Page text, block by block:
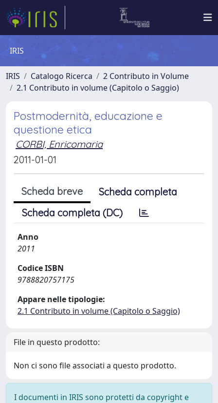
IRIS
IRIS Catalogo Ricerca
2 Contributo in Volume
2.1 Contributo in volume (Capitolo o Saggio)
Postmodernità, educazione e
questione etica
CORBI, Enricomaria
2011-01-01
Scheda breve
Scheda completa
Scheda completa (DC)
Anno
2011
Codice ISBN
9788820757175
Appare nelle tipologie:
2.1 Contributo in volume (Capitolo o Saggio)
File in questo prodotto:
Non ci sono file associati a questo prodotto.
I documenti in IRIS sono protetti da copyright e